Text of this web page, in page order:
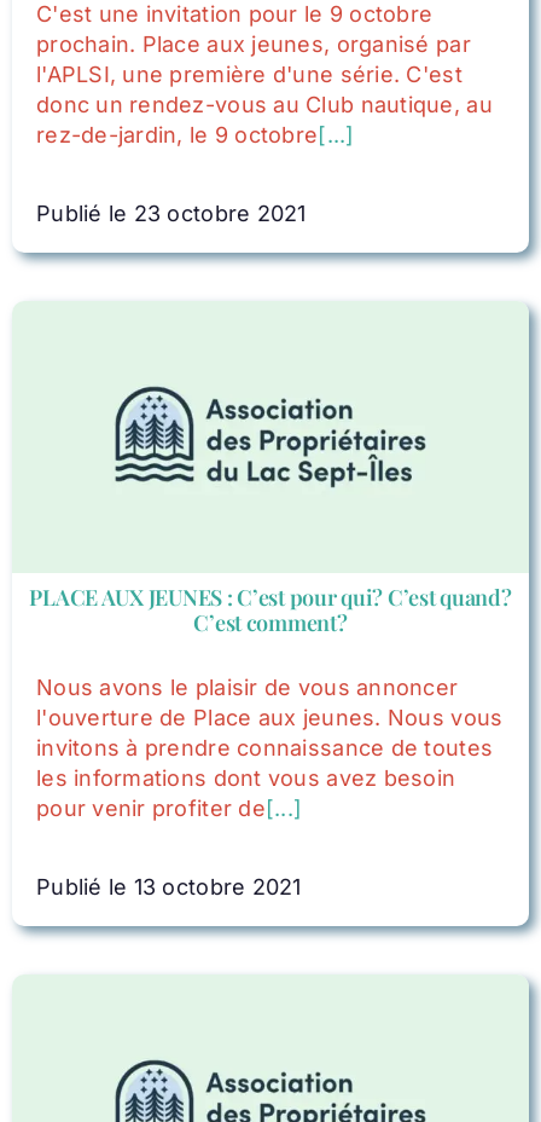
C'est une invitation pour le 9 octobre
prochain. Place aux jeunes, organisé par
l'APLSI, une première d'une série. C'est
donc un rendez-vous au Club nautique, au
rez-de-jardin, le 9 octobre[...]
Publié le 23 octobre 2021
PLACE AUX JEUNES : C’est pour qui? C’est quand?
C’est comment?
Nous avons le plaisir de vous annoncer
l'ouverture de Place aux jeunes. Nous vous
invitons à prendre connaissance de toutes
les informations dont vous avez besoin
pour venir profiter de[...]
Publié le 13 octobre 2021